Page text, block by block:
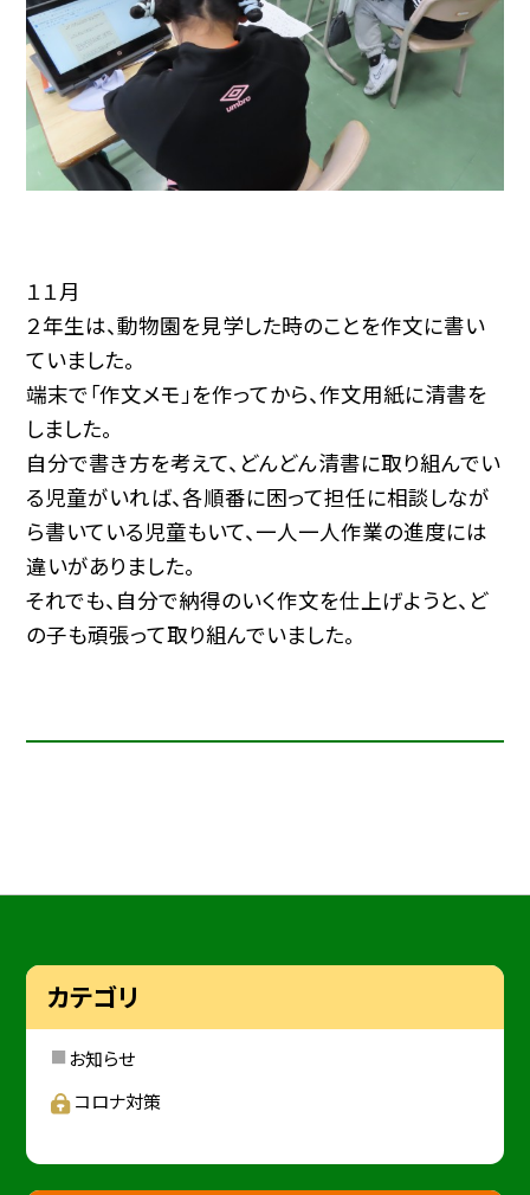
１１月
２年生は、動物園を見学した時のことを作文に書い
ていました。
端末で「作文メモ」を作ってから、作文用紙に清書を
しました。
自分で書き方を考えて、どんどん清書に取り組んでい
る児童がいれば、各順番に困って担任に相談しなが
ら書いている児童もいて、一人一人作業の進度には
違いがありました。
それでも、自分で納得のいく作文を仕上げようと、ど
の子も頑張って取り組んでいました。
カテゴリ
お知らせ
コロナ対策